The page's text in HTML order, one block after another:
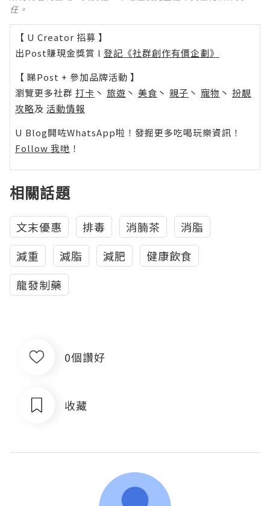
任。
【 U Creator 招募 】
出Post賺現金獎賞 l 登記《社群創作有價企劃》
【 睇Post + 參加品牌活動 】
瀏覽更多社群 打卡 丶 旅遊 丶 美食 丶 親子 丶 寵物 丶 扮靚
攻略及 活動情報
U Blog開咗WhatsApp啦！發掘更多吃喝玩樂資訊！
Follow 我哋 ！
相關話題
文末優惠 排毒 消腩茶
消脂
減重
減脂 減肥
健康飲食
龍發制藥
0個讚好
收藏